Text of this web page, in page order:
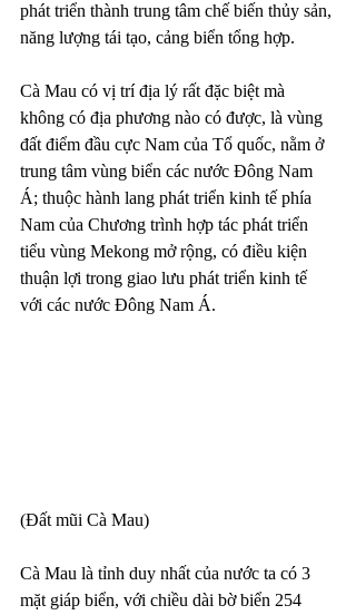
phát triển thành trung tâm chế biến thủy sản,
năng lượng tái tạo, cảng biển tổng hợp.
Cà Mau có vị trí địa lý rất đặc biệt mà
không có địa phương nào có được, là vùng
đất điểm đầu cực Nam của Tổ quốc, nằm ở
trung tâm vùng biển các nước Đông Nam
Á; thuộc hành lang phát triển kinh tế phía
Nam của Chương trình hợp tác phát triển
tiểu vùng Mekong mở rộng, có điều kiện
thuận lợi trong giao lưu phát triển kinh tế
với các nước Đông Nam Á.
(Đất mũi Cà Mau)
Cà Mau là tỉnh duy nhất của nước ta có 3
mặt giáp biển, với chiều dài bờ biển 254